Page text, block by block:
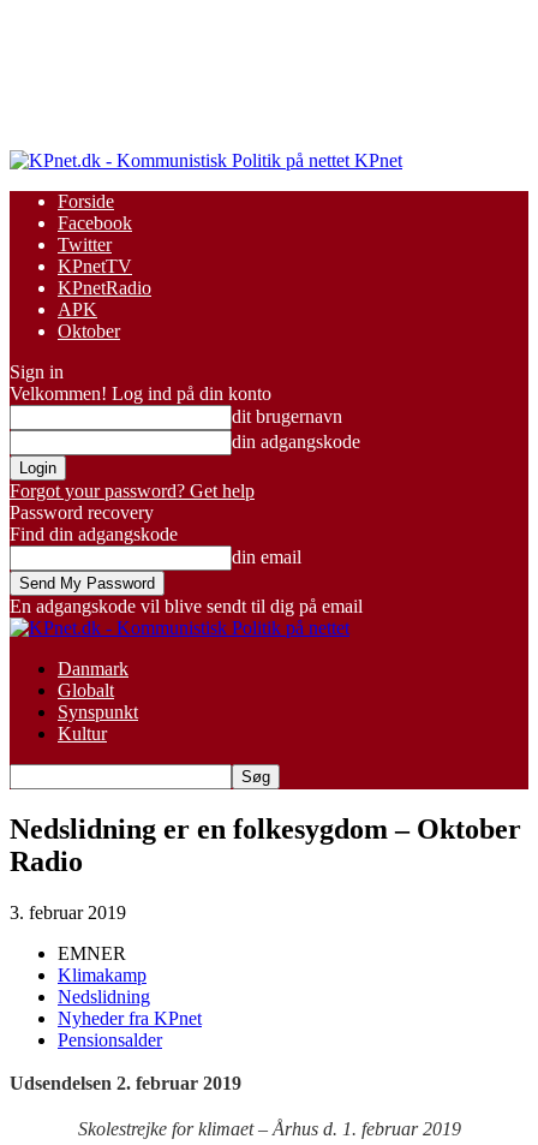
KPnet
Forside
Facebook
Twitter
KPnetTV
KPnetRadio
APK
Oktober
Sign in
Velkommen! Log ind på din konto
dit brugernavn
din adgangskode
Forgot your password? Get help
Password recovery
Find din adgangskode
din email
En adgangskode vil blive sendt til dig på email
Danmark
Globalt
Synspunkt
Kultur
Nedslidning er en folkesygdom – Oktober
Radio
3. februar 2019
EMNER
Klimakamp
Nedslidning
Nyheder fra KPnet
Pensionsalder
Udsendelsen 2. februar 2019
Skolestrejke for klimaet – Århus d. 1. februar 2019